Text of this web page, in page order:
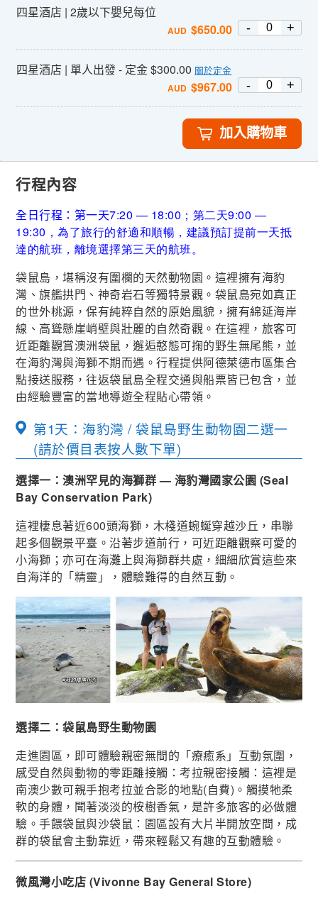
四星酒店 | 2歲以下嬰兒每位
AUD $650.00 - +
四星酒店 | 單人出發 - 定金 $300.00 關於定金
AUD $967.00 - +
加入購物車
行程內容
全日行程：第一天7:20 — 18:00；第二天9:00 —
19:30，為了旅行的舒適和順暢，建議預訂提前一天抵
達的航班，離境選擇第三天的航班。
袋鼠島，堪稱沒有圍欄的天然動物園。這裡擁有海豹
灣、旗艦拱門、神奇岩石等獨特景觀。袋鼠島宛如真正
的世外桃源，保有純粹自然的原始風貌，擁有綿延海岸
線、高聳懸崖峭壁與壯麗的自然奇觀。在這裡，旅客可
近距離觀賞澳洲袋鼠，邂逅憨態可掬的野生無尾熊，並
在海豹灣與海獅不期而遇。行程提供阿德萊德市區集合
點接送服務，往返袋鼠島全程交通與船票皆已包含，並
由經驗豐富的當地導遊全程貼心帶領。
第1天：海豹灣 / 袋鼠島野生動物園二選一
(請於價目表按人數下單)
選擇一：澳洲罕見的海獅群 — 海豹灣國家公園 (Seal
Bay Conservation Park)
這裡棲息著近600頭海獅，木棧道蜿蜒穿越沙丘，串聯
起多個觀景平臺。沿著步道前行，可近距離觀察可愛的
小海獅；亦可在海灘上與海獅群共處，細細欣賞這些來
自海洋的「精靈」，體驗難得的自然互動。
選擇二：袋鼠島野生動物園
走進園區，即可體驗親密無間的「療癒系」互動氛圍，
感受自然與動物的零距離接觸：考拉親密接觸：這裡是
南澳少數可親手抱考拉並合影的地點(自費)。觸摸牠柔
軟的身體，聞著淡淡的桉樹香氣，是許多旅客的必做體
驗。手餵袋鼠與沙袋鼠：園區設有大片半開放空間，成
群的袋鼠會主動靠近，帶來輕鬆又有趣的互動體驗。
微風灣小吃店 (Vivonne Bay General Store)